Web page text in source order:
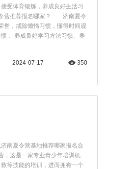
受体育锻炼，养成良好生活习
令营推荐报名哪家？ 济南夏令
，戒除懒惰习惯，懂得时间观
、养成良好学习方法习惯、养
350
2024-07-17
南夏令营基地推荐哪家报名合
这是一家专业青少年培训机
等技能的培训，进而拥有一个